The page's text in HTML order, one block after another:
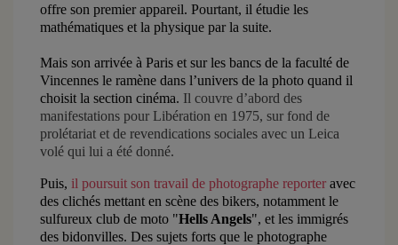
offre son premier appareil. Pourtant, il étudie les
mathématiques et la physique par la suite.
Mais son arrivée à Paris et sur les bancs de la faculté de
Vincennes le ramène dans l’univers de la photo quand il
choisit la section cinéma. Il couvre d’abord des
manifestations pour Libération en 1975, sur fond de
prolétariat et de revendications sociales avec un Leica
volé qui lui a été donné.
Puis, il poursuit son travail de photographe reporter avec
des clichés mettant en scène des bikers, notamment le
sulfureux club de moto "Hells Angels", et les immigrés
des bidonvilles. Des sujets forts que le photographe